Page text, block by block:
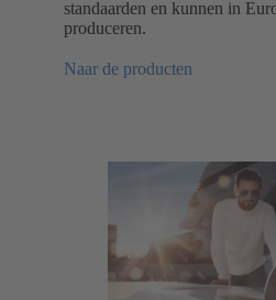
standaarden en kunnen in
produceren.
Naar de producten